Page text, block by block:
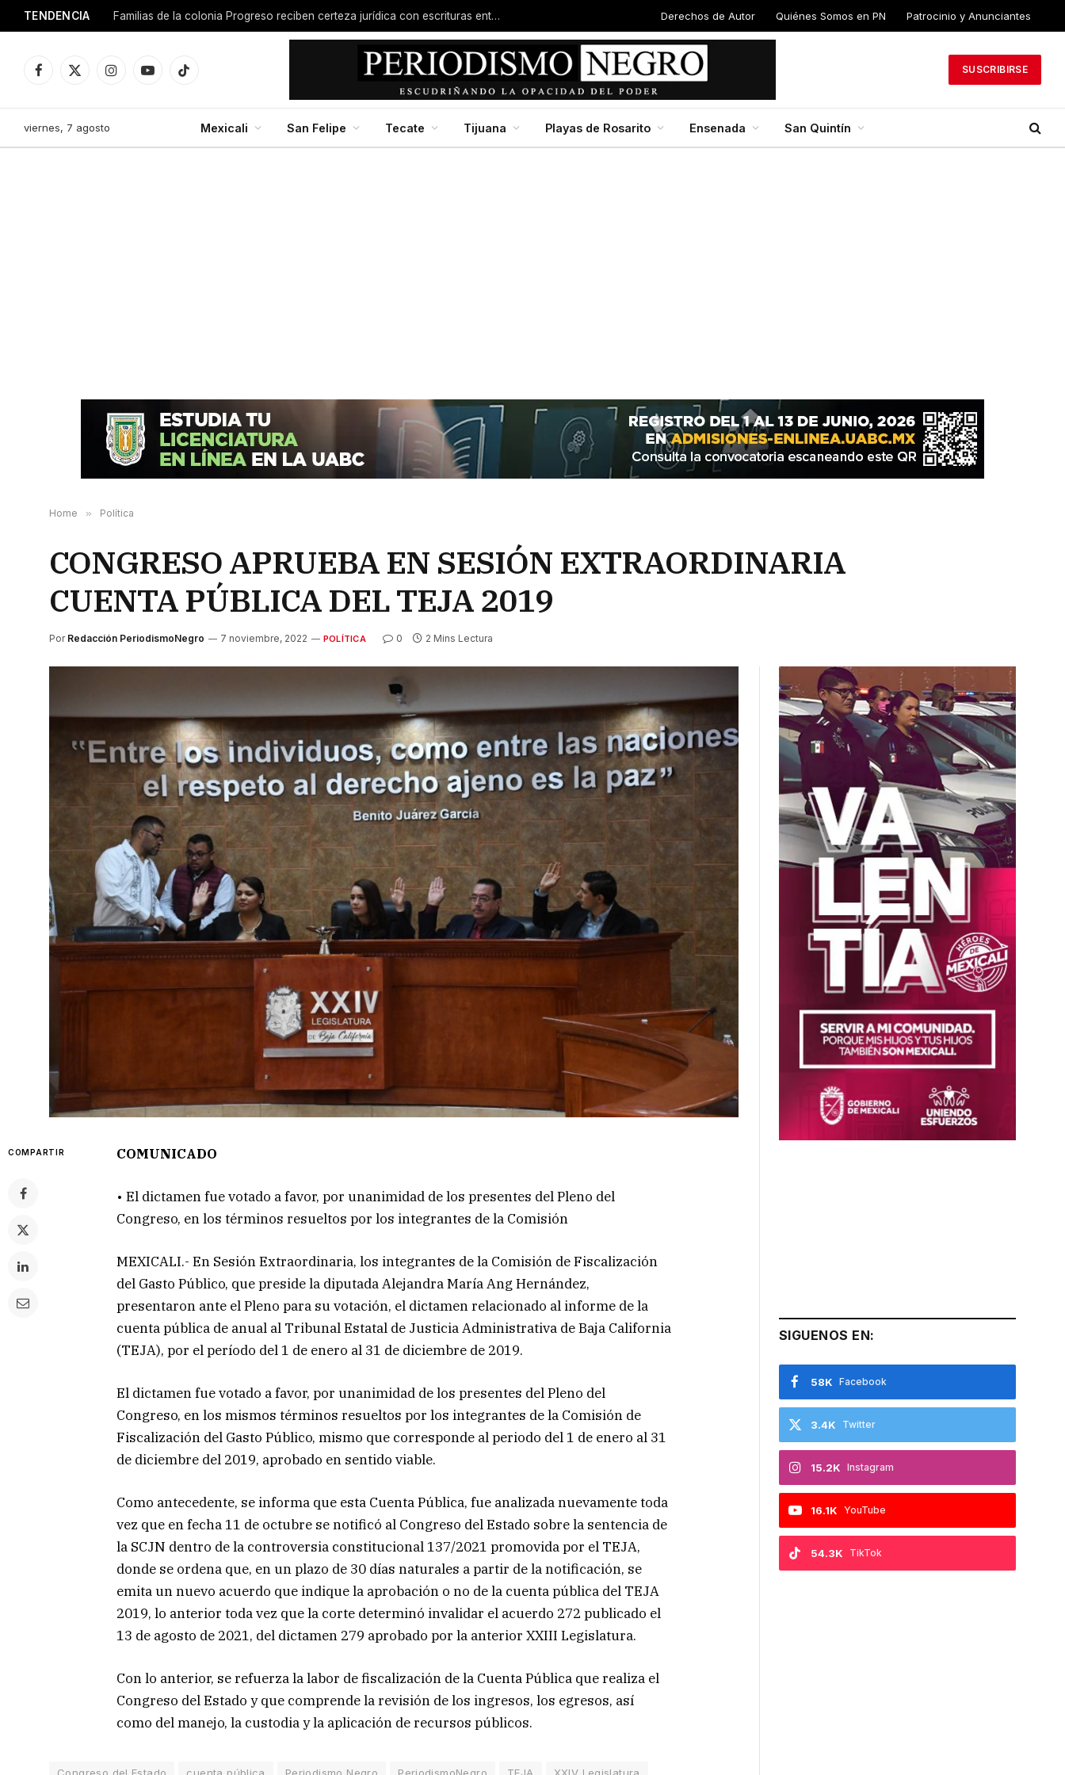
TENDENCIA Familias de la colonia Progreso reciben certeza jurídica con escrituras entregadas por Dip. Molina Derechos de Autor Quiénes Somos en PN Patrocinio y Anunciantes
Facebook
X
InstagramYouTubeTikTok
SUSCRIBIRSE
viernes, 7 agosto Mexicali San Felipe Tecate Tijuana Playas de Rosarito Ensenada San Quintín
Home » Política
CONGRESO APRUEBA EN SESIÓN EXTRAORDINARIA
CUENTA PÚBLICA DEL TEJA 2019
Por Redacción PeriodismoNegro 7 noviembre, 2022 POLÍTICA 0 2 Mins Lectura
COMPARTIR COMUNICADO
• El dictamen fue votado a favor, por unanimidad de los presentes del Pleno del
Congreso, en los términos resueltos por los integrantes de la Comisión
MEXICALI.- En Sesión Extraordinaria, los integrantes de la Comisión de Fiscalización
del Gasto Público, que preside la diputada Alejandra María Ang Hernández,
presentaron ante el Pleno para su votación, el dictamen relacionado al informe de la
cuenta pública de anual al Tribunal Estatal de Justicia Administrativa de Baja California
(TEJA), por el período del 1 de enero al 31 de diciembre de 2019.
El dictamen fue votado a favor, por unanimidad de los presentes del Pleno del
Congreso, en los mismos términos resueltos por los integrantes de la Comisión de
Fiscalización del Gasto Público, mismo que corresponde al periodo del 1 de enero al 31
de diciembre del 2019, aprobado en sentido viable.
Como antecedente, se informa que esta Cuenta Pública, fue analizada nuevamente toda
vez que en fecha 11 de octubre se notificó al Congreso del Estado sobre la sentencia de
la SCJN dentro de la controversia constitucional 137/2021 promovida por el TEJA,
donde se ordena que, en un plazo de 30 días naturales a partir de la notificación, se
emita un nuevo acuerdo que indique la aprobación o no de la cuenta pública del TEJA
2019, lo anterior toda vez que la corte determinó invalidar el acuerdo 272 publicado el
13 de agosto de 2021, del dictamen 279 aprobado por la anterior XXIII Legislatura.
Con lo anterior, se refuerza la labor de fiscalización de la Cuenta Pública que realiza el
Congreso del Estado y que comprende la revisión de los ingresos, los egresos, así
como del manejo, la custodia y la aplicación de recursos públicos.
SIGUENOS EN:
Facebook
58K
Twitter
3.4K
Instagram
15.2K
YouTube
16.1K
TikTok
54.3K